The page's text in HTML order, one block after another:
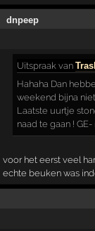
dnpeep
Uitspraak van
Hahaha Dan
weekend bijna
Laatste uurtje
naad te gaan ! GE-
voor het eerst veel
echte beuken was